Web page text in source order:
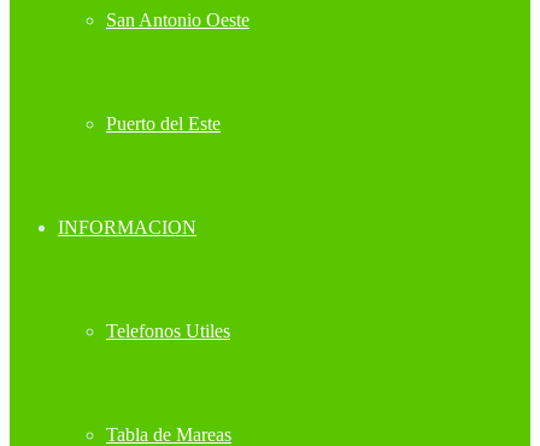
San Antonio Oeste
Puerto del Este
INFORMACION
Telefonos Utiles
Tabla de Mareas